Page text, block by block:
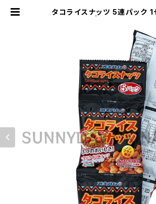
タコライスナッツ 5連パック 1
超沖縄専門店